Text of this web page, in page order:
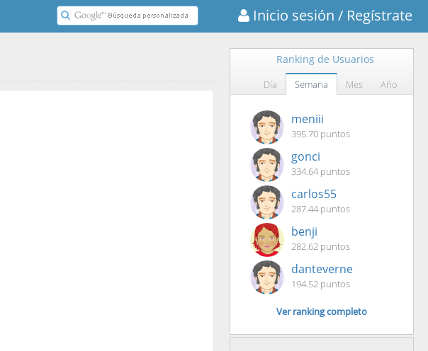
Inicio sesión / Regístrate
Ranking de Usuarios
Día Semana Mes Año
meniii
395.70 puntos
gonci
334.64 puntos
carlos55
287.44 puntos
benji
282.62 puntos
danteverne
194.52 puntos
Ver ranking completo